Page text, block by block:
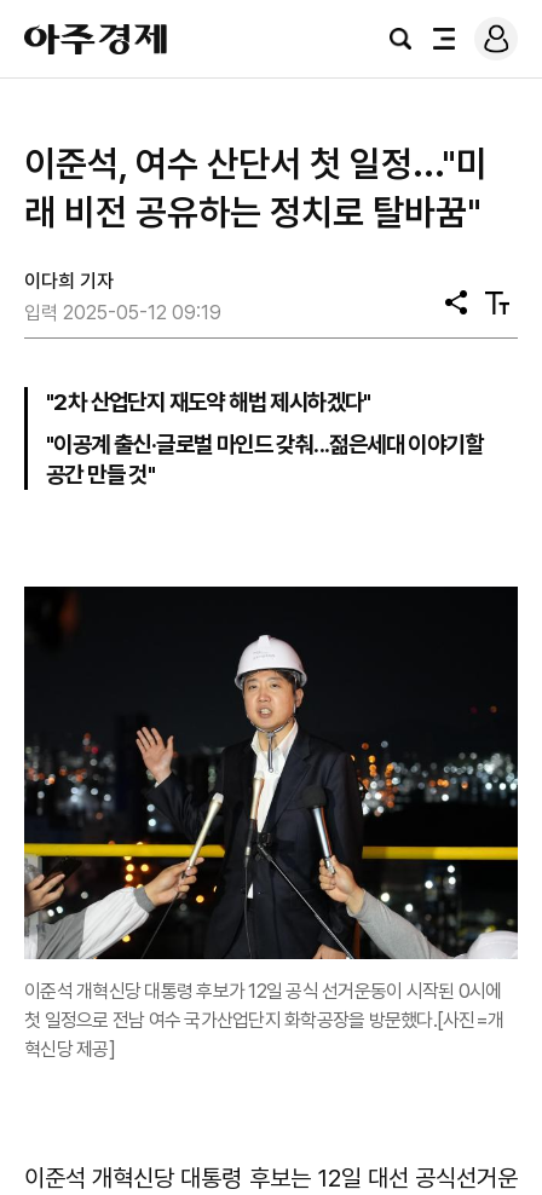
아
주
경
검
전
로
그
이준석, 여수 산단서 첫 일정..."미
래 비전 공유하는 정치로 탈바꿈"
이다희 기자
입력 2025-05-12 09:19
공
유
텍
스
"2차 산업단지 재도약 해법 제시하겠다"
"이공계 출신·글로벌 마인드 갖춰...젊은세대 이야기할
공간 만들 것"
이준석 개혁신당 대통령 후보가 12일 공식 선거운동이 시작된 0시에
첫 일정으로 전남 여수 국가산업단지 화학공장을 방문했다.[사진=개
혁신당 제공]
이준석 개혁신당 대통령 후보는 12일 대선 공식선거운